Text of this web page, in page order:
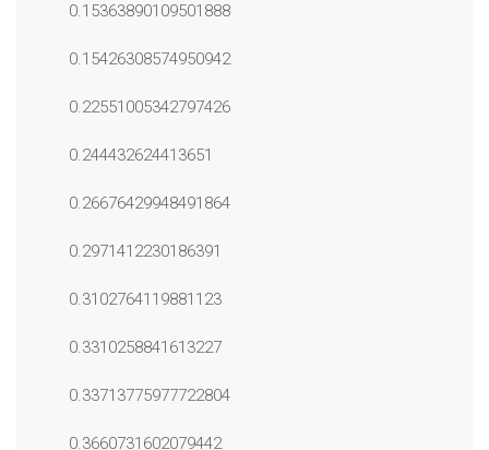
0.15363890109501888
0.15426308574950942
0.22551005342797426
0.244432624413651
0.26676429948491864
0.2971412230186391
0.3102764119881123
0.3310258841613227
0.33713775977722804
0.3660731602079442